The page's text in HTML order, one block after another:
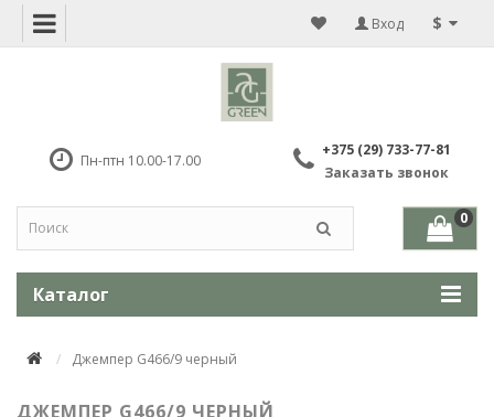
$
Вход
Пн-птн 10.00-17.00
+375 (29) 733-77-81
Заказать звонок
0
Каталог
Джемпер G466/9 черный
ДЖЕМПЕР G466/9 ЧЕРНЫЙ